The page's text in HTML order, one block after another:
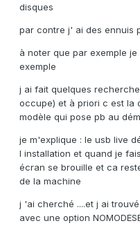
disques
par contre j' ai des ennuis
à noter que par exemple
exemple
j ai fait quelques
occupe) et à priori c est la
modèle qui pose pb au
je m'explique : le usb live
l installation et quand je
écran se brouille et ca
de la machine
j 'ai cherché ....et j ai
avec une option